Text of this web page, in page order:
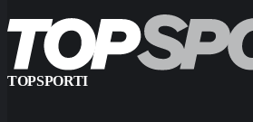
TOPSPORTI